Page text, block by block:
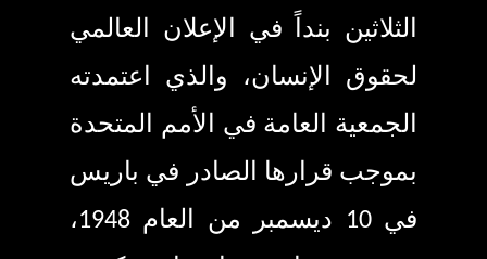
الثلاثين بنداً في الإعلان العالمي
لحقوق الإنسان، والذي اعتمدته
الجمعية العامة في الأمم المتحدة
بموجب قرارها الصادر في باريس
في10 ديسمبر من العام 1948،